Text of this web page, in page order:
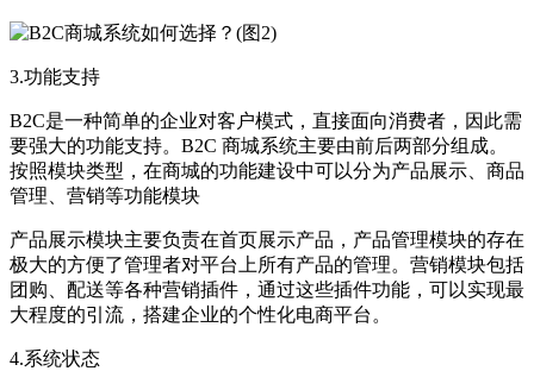
3.功能支持
B2C是一种简单的企业对客户模式，直接面向消费者，因此需
要强大的功能支持。B2C 商城系统主要由前后两部分组成。
按照模块类型，在商城的功能建设中可以分为产品展示、商品
管理、营销等功能模块
产品展示模块主要负责在首页展示产品，产品管理模块的存在
极大的方便了管理者对平台上所有产品的管理。营销模块包括
团购、配送等各种营销插件，通过这些插件功能，可以实现最
大程度的引流，搭建企业的个性化电商平台。
4.系统状态